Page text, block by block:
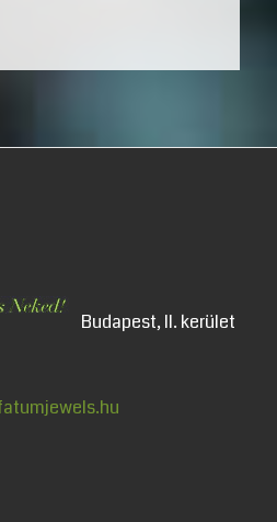
Budapest, II. kerület